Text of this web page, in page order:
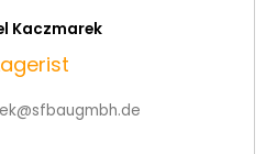
Kaczmarek